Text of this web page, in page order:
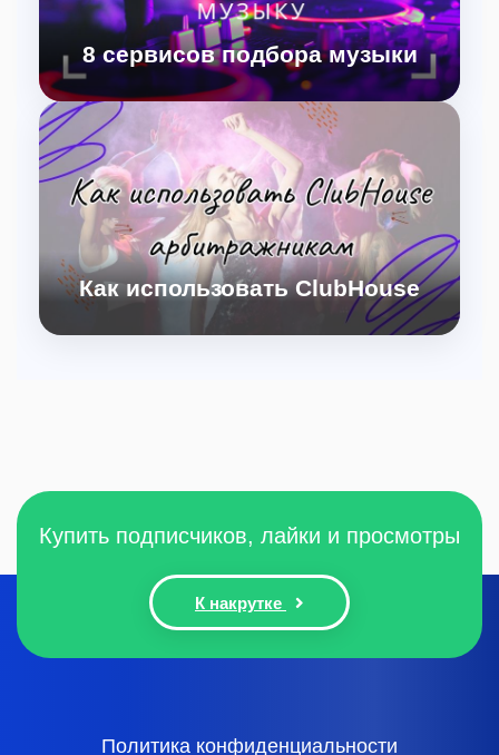
8 сервисов подбора музыки
Подбор хорошей музыки среди 8 сервисов: Spotify,
Apple Music, Яндекс. Музыка, Boom, Deezer,
Google Play Music, YouTube Music.
Как использовать ClubHouse
Clubhouse: уникальная социальная сеть для
арбитражников. Узнайте о ее особенностях, как
Купить подписчиков, лайки и просмотры
К накрутке
Политика конфиденциальности